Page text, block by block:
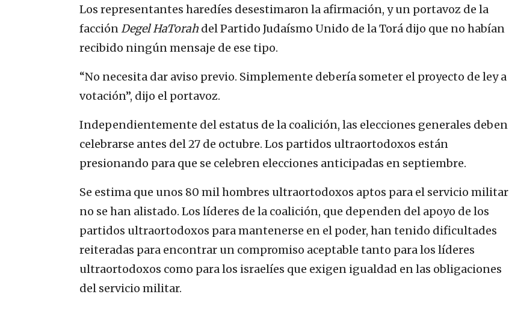
Los representantes haredíes desestimaron la afirmación, y un portavoz de la
facciónDegel HaTorah del Partido Judaísmo Unido de la Torá dijo que no habían
recibido ningún mensaje de ese tipo.
“No necesita dar aviso previo. Simplemente debería someter el proyecto de ley a
votación”, dijo el portavoz.
Independientemente del estatus de la coalición, las elecciones generales deben
celebrarse antes del 27 de octubre. Los partidos ultraortodoxos están
presionando para que se celebren elecciones anticipadas en septiembre.
Se estima que unos 80 mil hombres ultraortodoxos aptos para el servicio militar
no se han alistado. Los líderes de la coalición, que dependen del apoyo de los
partidos ultraortodoxos para mantenerse en el poder, han tenido dificultades
reiteradas para encontrar un compromiso aceptable tanto para los líderes
ultraortodoxos como para los israelíes que exigen igualdad en las obligaciones
del servicio militar.